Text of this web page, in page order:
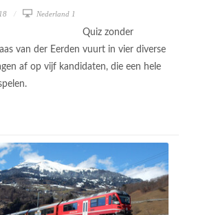
Nederland 1
Quiz zonder
van der Eerden vuurt in vier diverse
af op vijf kandidaten, die een hele